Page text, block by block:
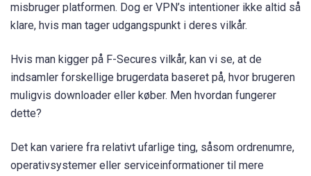
misbruger platformen. Dog er VPN’s intentioner ikke altid så
klare, hvis man tager udgangspunkt i deres vilkår.
Hvis man kigger på F-Secures vilkår, kan vi se, at de
indsamler forskellige brugerdata baseret på, hvor brugeren
muligvis downloader eller køber. Men hvordan fungerer
dette?
Det kan variere fra relativt ufarlige ting, såsom ordrenumre,
operativsystemer eller serviceinformationer til mere